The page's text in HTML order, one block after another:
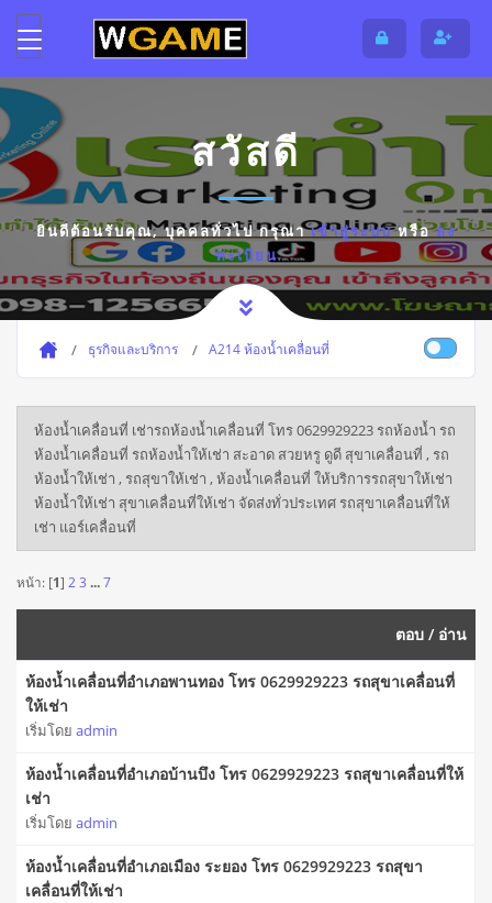
สวัสดี
ยินดีต้อนรับคุณ,บุคคลทั่วไปกรุณาเข้าสู่ระบบหรือลง
ทะเบียน
ธุรกิจและบริการ A214 ห้องน้ำเคลื่อนที่
ห้องน้ำเคลื่อนที่ เช่ารถห้องน้ำเคลื่อนที่ โทร 0629929223 รถห้องน้ำ รถ
ห้องน้ำเคลื่อนที่ รถห้องน้ำให้เช่า สะอาด สวยหรู ดูดี สุขาเคลื่อนที่ , รถ
ห้องน้ำให้เช่า , รถสุขาให้เช่า , ห้องน้ำเคลื่อนที่ ให้บริการรถสุขาให้เช่า
ห้องน้ำให้เช่า สุขาเคลื่อนที่ให้เช่า จัดส่งทั่วประเทศ รถสุขาเคลื่อนที่ให้
เช่า แอร์เคลื่อนที่
หน้า: [1] 2 3 ...7
ตอบ / อ่าน
ห้องน้ำเคลื่อนที่อำเภอพานทอง โทร 0629929223 รถสุขาเคลื่อนที่
ให้เช่า
เริ่มโดย admin
ห้องน้ำเคลื่อนที่อำเภอบ้านบึง โทร 0629929223 รถสุขาเคลื่อนที่ให้
เช่า
เริ่มโดย admin
ห้องน้ำเคลื่อนที่อำเภอเมือง ระยอง โทร 0629929223 รถสุขา
เคลื่อนที่ให้เช่า